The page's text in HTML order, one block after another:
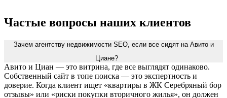
Частые вопросы наших клиентов
Зачем агентству недвижимости SEO, если все сидят на Авито и
Циане?
Авито и Циан — это витрина, где все выглядят одинаково.
Собственный сайт в топе поиска — это экспертность и
доверие. Когда клиент ищет «квартиры в ЖК Серебряный бор
отзывы» или «риски покупки вторичного жилья», он должен